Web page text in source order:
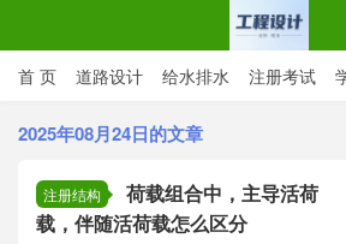
工程设计网 | 道路给
首 页 道路设计 给水排水 注册考试
CAD图纸 专业词汇 规范下载
2025年08月24日的文章
注册结构
荷载组合中，主导活荷
载，伴随活荷载怎么区分